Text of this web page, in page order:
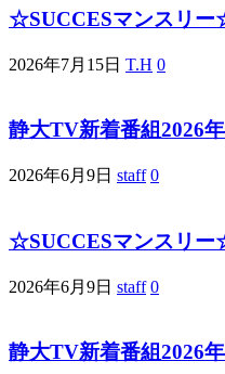
☆SUCCESマンスリー
2026年7月15日 T.H 0
静大TV新着番組2026年
2026年6月9日 staff 0
☆SUCCESマンスリー
2026年6月9日 staff 0
静大TV新着番組2026年